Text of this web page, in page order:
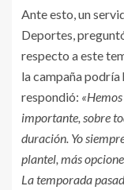
Ante esto, un
Deportes,
respecto a este
la campaña
respondió:
importante, sobre
duración. Yo
plantel, más
La temporada